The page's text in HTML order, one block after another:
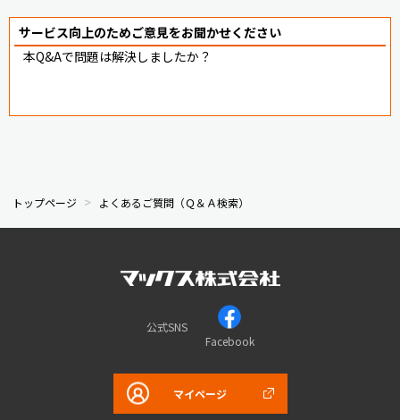
サービス向上のためご意見をお聞かせください
本Q&Aで問題は解決しましたか？
トップページ よくあるご質問（Ｑ＆Ａ検索）
公式SNS
Facebook
マイページ